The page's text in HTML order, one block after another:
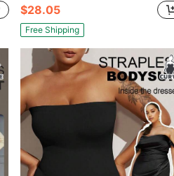
$28.05
Free Shipping